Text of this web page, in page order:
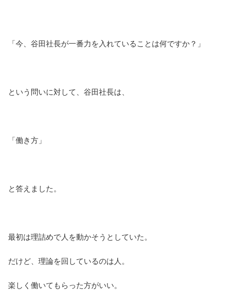
「今、谷田社長が一番力を入れていることは何ですか？」
という問いに対して、谷田社長は、
「働き方」
と答えました。
最初は理詰めで人を動かそうとしていた。
だけど、理論を回しているのは人。
楽しく働いてもらった方がいい。